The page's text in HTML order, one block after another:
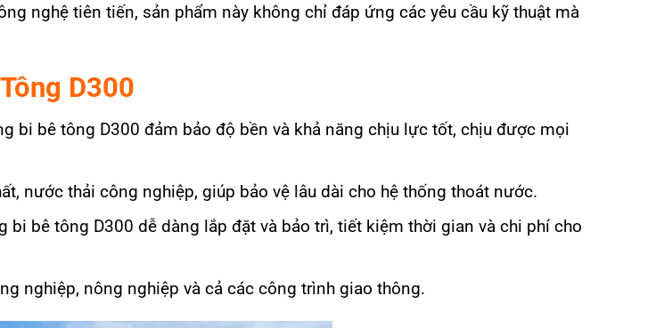
nghệ tiên tiến, sản phẩm này không chỉ đáp ứng các yêu cầu kỹ thuật mà
D300
bi bê tông D300 đảm bảo độ bền và khả năng chịu lực tốt, chịu được mọi
nước thải công nghiệp, giúp bảo vệ lâu dài cho hệ thống thoát nước.
bi bê tông D300 dễ dàng lắp đặt và bảo trì, tiết kiệm thời gian và chi phí cho
nghiệp, nông nghiệp và cả các công trình giao thông.